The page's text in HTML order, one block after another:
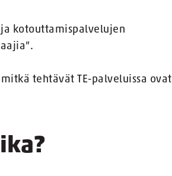
kotouttamispalvelujen
tehtävät TE-palveluissa ovat